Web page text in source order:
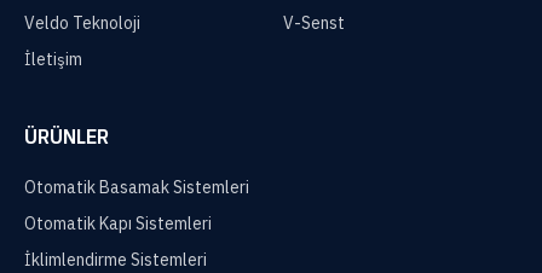
Veldo Teknoloji
İletişim
V-Senst
ÜRÜNLER
Otomatik Basamak Sistemleri
Otomatik Kapı Sistemleri
İklimlendirme Sistemleri